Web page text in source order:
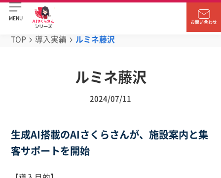
MENU
お問い合わせ
TOP 導入実績 ルミネ藤沢
ルミネ藤沢
2024/07/11
生成AI搭載のAIさくらさんが、施設案内と集
客サポートを開始